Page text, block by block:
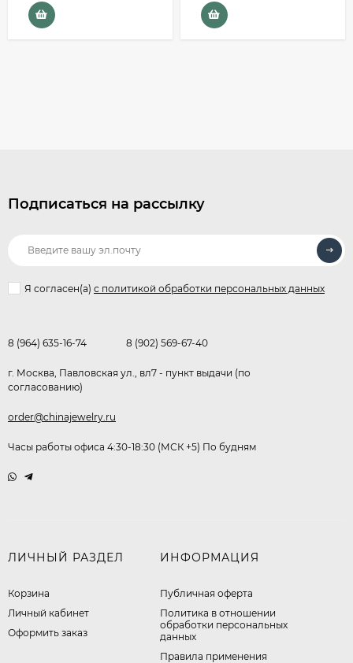
Подписаться на рассылку
Я согласен(a) с политикой обработки персональных данных
8 (964) 635-16-74 8 (902) 569-67-40
г. Москва, Павловская ул., вл7 - пункт выдачи (по
согласованию)
order@chinajewelry.ru
Часы работы офиса 4:30-18:30 (МСК +5) По будням
ЛИЧНЫЙ РАЗДЕЛ
Корзина
Личный кабинет
Оформить заказ
ИНФОРМАЦИЯ
Публичная оферта
​Политика в отношении
обработки персональных
данных
Правила применения